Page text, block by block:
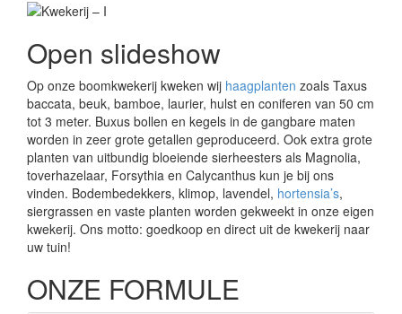
Open slideshow
Op onze boomkwekerij kweken wij haagplanten zoals Taxus
baccata, beuk, bamboe, laurier, hulst en coniferen van 50 cm
tot 3 meter. Buxus bollen en kegels in de gangbare maten
worden in zeer grote getallen geproduceerd. Ook extra grote
planten van uitbundig bloeiende sierheesters als Magnolia,
toverhazelaar, Forsythia en Calycanthus kun je bij ons
vinden. Bodembedekkers, klimop, lavendel, hortensia’s,
siergrassen en vaste planten worden gekweekt in onze eigen
kwekerij. Ons motto: goedkoop en direct uit de kwekerij naar
uw tuin!
ONZE FORMULE